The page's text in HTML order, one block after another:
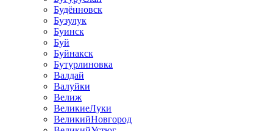
Будённовск
Бузулук
Буинск
Буй
Буйнакск
Бутурлиновка
Валдай
Валуйки
Велиж
ВеликиеЛуки
ВеликийНовгород